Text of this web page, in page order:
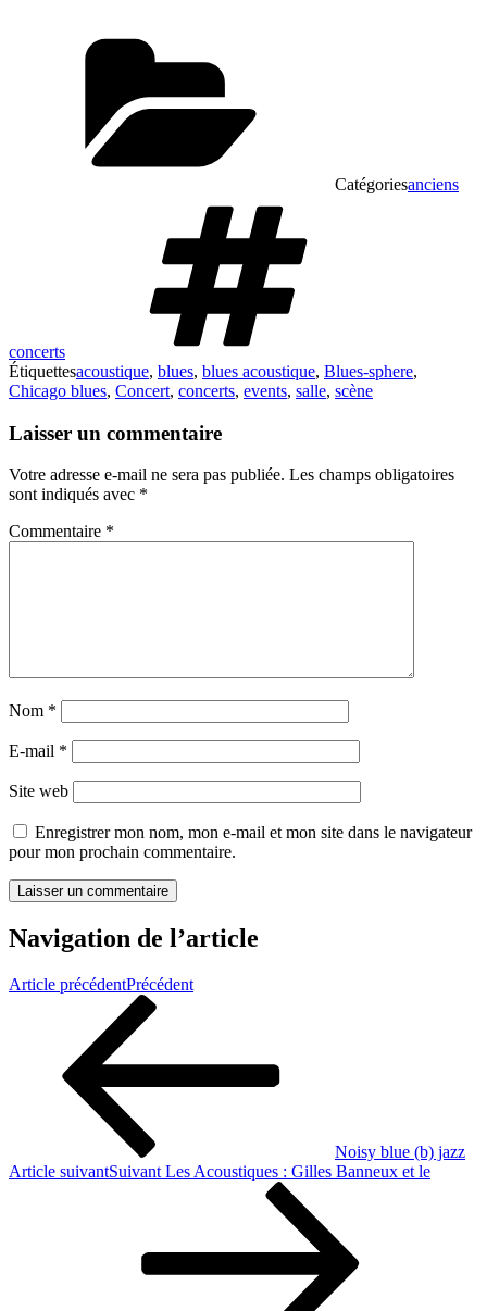
Catégoriesanciens
concerts
Étiquettesacoustique, blues, blues acoustique, Blues-sphere,
Chicago blues, Concert, concerts, events, salle, scène
Laisser un commentaire
Votre adresse e-mail ne sera pas publiée. Les champs obligatoires
sont indiqués avec *
Commentaire *
Nom *
E-mail *
Site web
Enregistrer mon nom, mon e-mail et mon site dans le navigateur
pour mon prochain commentaire.
Navigation de l’article
Article précédentPrécédent
Noisy blue (b) jazz
Article suivantSuivant Les Acoustiques : Gilles Banneux et le